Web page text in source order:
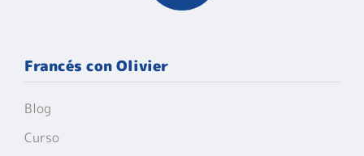
Francés con Olivier
Blog
Curso